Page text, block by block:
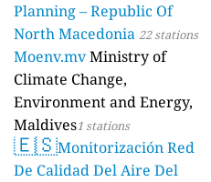
Planning – Republic Of
North Macedonia 22 stations
Moenv.mvMinistry of
Climate Change,
Environment and Energy,
Maldives1 stations
🇪🇸Monitorización Red
De Calidad Del Aire Del